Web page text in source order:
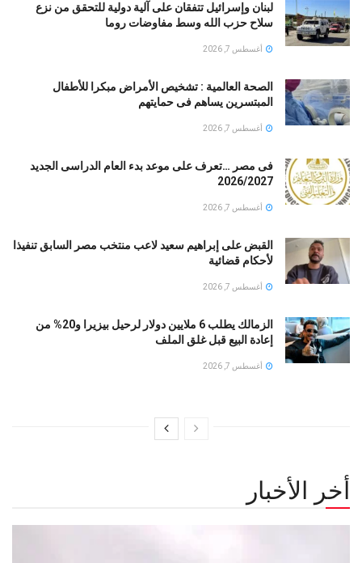
لبنان وإسرائيل تتفقان على آلية دولية للتحقق من نزع
سلاح حزب الله وسط مفاوضات روما
أغسطس 7, 2026
الصحة العالمية : تشخيص الأمراض مبكرا للأطفال
المبتسرين يساهم فى حمايتهم
أغسطس 7, 2026
فى مصر …تعرف على موعد بدء العام الدراسى الجديد
2026/2027
أغسطس 7, 2026
القبض على إبراهيم سعيد لاعب منتخب مصر السابق تنفيذا
لأحكام قضائية
أغسطس 7, 2026
الزمالك يطلب 6 ملايين دولار لرحيل بيزيرا و20% من
إعادة البيع قبل غلق الملف
أغسطس 7, 2026
أخر الأخبار